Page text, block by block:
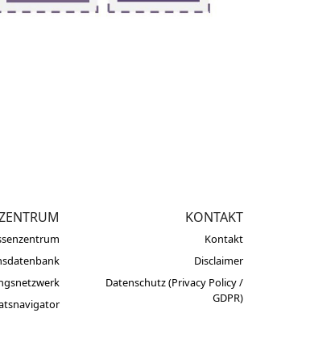
KONTAKT
Kontakt
Disclaimer
Datenschutz (Privacy Policy /
GDPR)